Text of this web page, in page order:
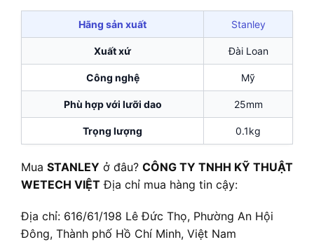
Hãng sản xuất Stanley
Xuất xứ Đài Loan
Công nghệ Mỹ
Phù hợp với lưỡi dao 25mm
Trọng lượng 0.1kg
Mua STANLEY ở đâu? CÔNG TY TNHH KỸ THUẬT
WETECH VIỆT Địa chỉ mua hàng tin cậy:
Địa chỉ: 616/61/198 Lê Đức Thọ, Phường An Hội
Đông, Thành phố Hồ Chí Minh, Việt Nam